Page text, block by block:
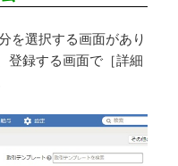
を選択する画面があり
登録する画面で［詳細